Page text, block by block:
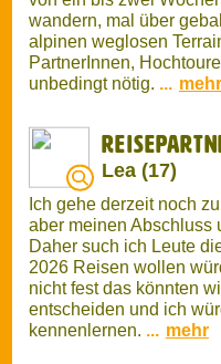
Lea (17)
Daher such ich Leute die
2026 Reisen wollen
nicht fest das könnten wir
entscheiden und ich
kennenlernen. ... mehr
2026 - 3
Kaukasus
Lucas (29)
Hallo ihr Reisefreudigen,